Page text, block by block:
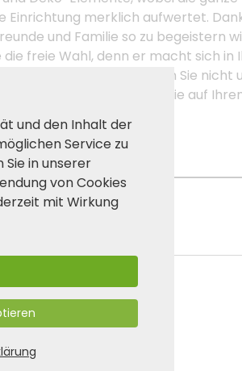
Einrichtung merklich aufwertet.
und Familie so zu begeistern
freie Wahl, denn er macht sich
im Wintergarten. Zögern Sie nicht
Ausstrahlung. Setzen Sie auf
und den Inhalt der
Service zu
in unserer
von Cookies
mit Wirkung